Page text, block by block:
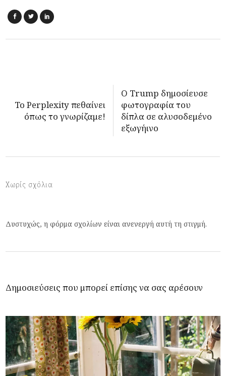
Το Perplexity πεθαίνει
όπως το γνωρίζαμε!
Ο Trump δημοσίευσε
φωτογραφία του
δίπλα σε αλυσοδεμένο
εξωγήινο
Χωρίς σχόλια
Δυστυχώς, η φόρμα σχολίων είναι ανενεργή αυτή τη στιγμή.
Δημοσιεύσεις που μπορεί επίσης να σας αρέσουν